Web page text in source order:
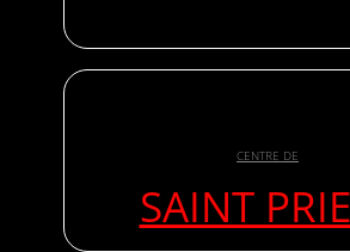
CENTRE DE
SAINT